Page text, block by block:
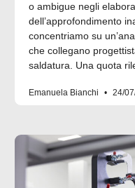
o ambigue negli
dell’approfondimento
concentriamo su
che collegano
saldatura. Una quota
Emanuela Bianchi 24/